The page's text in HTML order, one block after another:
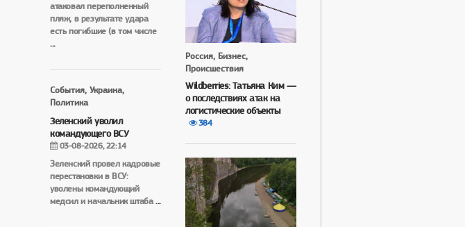
атаковал переполненный
пляж, в результате удара
есть погибшие (в том числе
...
События, Украина,
Политика
Зеленский уволил
командующего ВСУ
03-08-2026, 22:14
Зеленский провел кадровые
перестановки в ВСУ:
уволены командующий
медсил и начальник штаба...
Россия, Бизнес,
Происшествия
Wildberries: Татьяна Ким —
о последствиях атак на
логистические объекты
384